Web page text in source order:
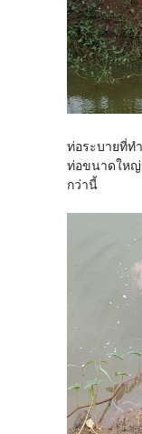
ท่อระบายที่ท
ท่อขนาดใหญ่
กว่านี้